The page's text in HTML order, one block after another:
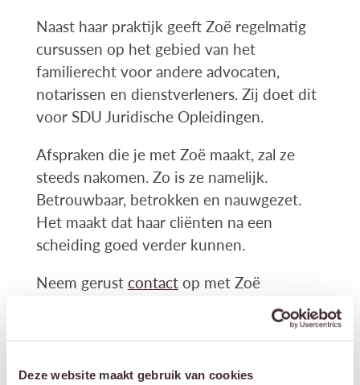
Deze website maakt gebruik van cookies
Naast haar praktijk geeft Zoë regelmatig
cursussen op het gebied van het
familierecht voor andere advocaten,
notarissen en dienstverleners. Zij doet dit
voor SDU Juridische Opleidingen.
Afspraken die je met Zoë maakt, zal ze
steeds nakomen. Zo is ze namelijk.
Betrouwbaar, betrokken en nauwgezet.
Het maakt dat haar cliënten na een
scheiding goed verder kunnen.
Neem gerustcontactop met Zoë
Gademan via zoe@kremersadvocaten.nl.